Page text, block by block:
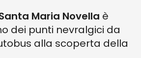
Maria Novella è
dei punti nevralgici da
alla scoperta della